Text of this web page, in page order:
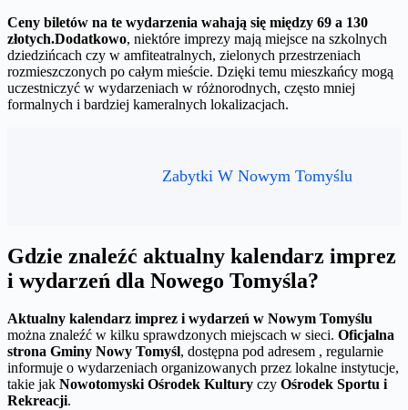
Ceny biletów na te wydarzenia wahają się między 69 a 130
złotych.Dodatkowo, niektóre imprezy mają miejsce na szkolnych
dziedzińcach czy w amfiteatralnych, zielonych przestrzeniach
rozmieszczonych po całym mieście. Dzięki temu mieszkańcy mogą
uczestniczyć w wydarzeniach w różnorodnych, często mniej
formalnych i bardziej kameralnych lokalizacjach.
Zabytki W Nowym Tomyślu
Gdzie znaleźć aktualny kalendarz imprez
i wydarzeń dla Nowego Tomyśla?
Aktualny kalendarz imprez i wydarzeń w Nowym Tomyślu
można znaleźć w kilku sprawdzonych miejscach w sieci. Oficjalna
strona Gminy Nowy Tomyśl, dostępna pod adresem , regularnie
informuje o wydarzeniach organizowanych przez lokalne instytucje,
takie jak Nowotomyski Ośrodek Kultury czy Ośrodek Sportu i
Rekreacji.